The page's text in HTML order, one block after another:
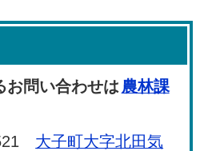
お問い合わせは 農林課
大子町大字北田気